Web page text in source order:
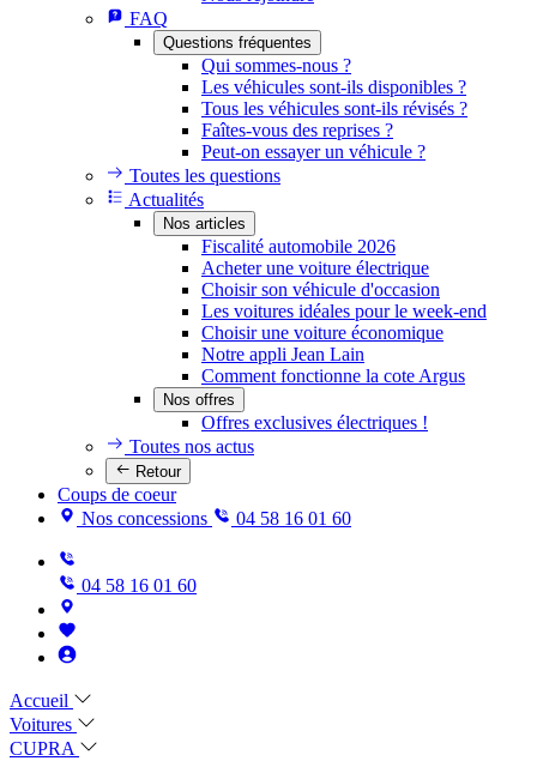
FAQ
Questions fréquentes
Qui sommes-nous ?
Les véhicules sont-ils disponibles ?
Tous les véhicules sont-ils révisés ?
Faîtes-vous des reprises ?
Peut-on essayer un véhicule ?
Toutes les questions
Actualités
Nos articles
Fiscalité automobile 2026
Acheter une voiture électrique
Choisir son véhicule d'occasion
Les voitures idéales pour le week-end
Choisir une voiture économique
Notre appli Jean Lain
Comment fonctionne la cote Argus
Nos offres
Offres exclusives électriques !
Toutes nos actus
Retour
Coups de coeur
Nos concessions
04 58 16 01 60
04 58 16 01 60
Accueil
Voitures
CUPRA